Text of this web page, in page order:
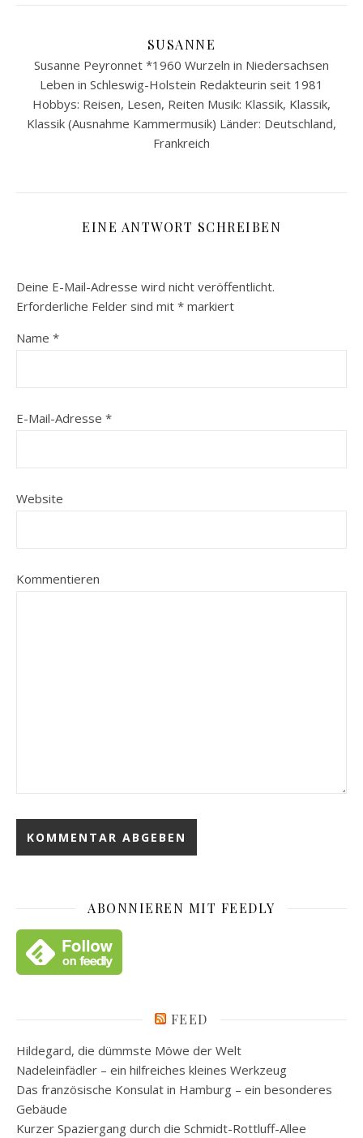
SUSANNE
Susanne Peyronnet *1960 Wurzeln in Niedersachsen
Leben in Schleswig-Holstein Redakteurin seit 1981
Hobbys: Reisen, Lesen, Reiten Musik: Klassik, Klassik,
Klassik (Ausnahme Kammermusik) Länder: Deutschland,
Frankreich
EINE ANTWORT SCHREIBEN
Deine E-Mail-Adresse wird nicht veröffentlicht.
Erforderliche Felder sind mit * markiert
Name *
E-Mail-Adresse *
Website
Kommentieren
ABONNIEREN MIT FEEDLY
FEED
Hildegard, die dümmste Möwe der Welt
Nadeleinfädler – ein hilfreiches kleines Werkzeug
Das französische Konsulat in Hamburg – ein besonderes
Gebäude
Kurzer Spaziergang durch die Schmidt-Rottluff-Allee